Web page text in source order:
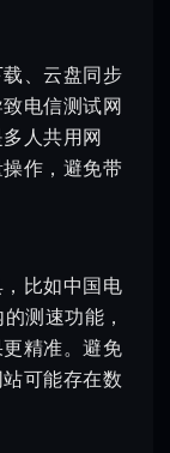
、云盘同步
电信测试网
人共用网
作，避免带
比如中国电
测速功能，
精准。避免
可能存在数